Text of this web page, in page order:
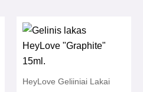
HeyLove Geliiniai Lakai